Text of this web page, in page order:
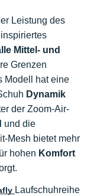
Leistung des
Mittel- und
Grenzen
Modell hat eine
Dynamik
der Zoom-Air-
und die
Mesh bietet mehr
hohen Komfort
Laufschuhreihe